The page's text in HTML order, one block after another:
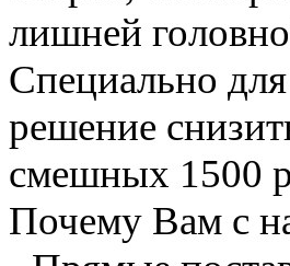
лишней
Специально
решение
смешных 1500
Почему Вам с